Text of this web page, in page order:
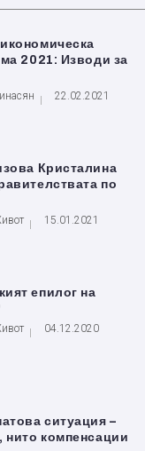
2021: Изводи за
22.02.2021
Кристалина
по
15.01.2021
епилог на
04.12.2020
ситуация –
нито компенсации